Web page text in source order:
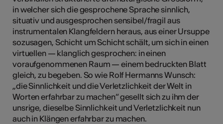
in welcher sich die gesprochene Sprache sinnlich,
situativ und ausgesprochen sensibel/fragil aus
instrumentalen Klangfeldern heraus, aus einer Ursuppe
sozusagen, Schicht um Schicht schält, um sich in einen
virtuellen — klanglich gesprochen: in einen
voraufgenommenen Raum — einem bedruckten Blatt
gleich, zu begeben. So wie Rolf Hermanns Wunsch:
„die Sinnlichkeit und die Verletzlichkeit der Welt in
Worten erfahrbar zu machen“ gesellt sich zu ihm der
unsrige, dieselbe Sinnlichkeit und Verletzlichkeit nun
auch in Klängen erfahrbar zu machen.